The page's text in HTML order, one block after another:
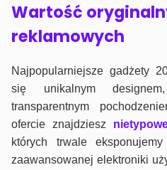
Wartość
reklamowych
Najpopularniejsze gadżety
się unikalnym
transparentnym
ofercie znajdziesz
których trwale
zaawansowanej elektroniki